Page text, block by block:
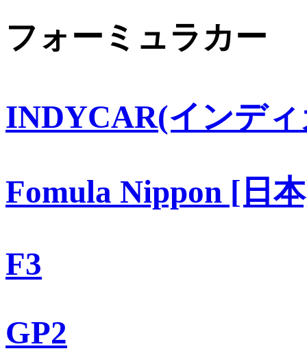
フォーミュラカー
INDYCAR(インデ
Fomula Nippon [日
F3
GP2